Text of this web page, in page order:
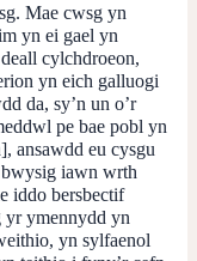
Mae cwsg yn
yn ei gael yn
cylchdroeon,
yn eich galluogi
da, sy’n un o’r
pe bae pobl yn
ansawdd eu cysgu
iawn wrth
iddo bersbectif
yr ymennydd yn
yn sylfaenol